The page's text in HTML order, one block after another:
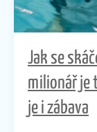
Jak se
milionář je
je i zábava